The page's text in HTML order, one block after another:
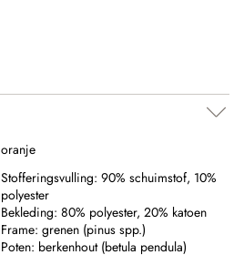
oranje
Stofferingsvulling: 90% schuimstof, 10%
polyester
Bekleding: 80% polyester, 20% katoen
Frame: grenen (pinus spp.)
Poten: berkenhout (betula pendula)